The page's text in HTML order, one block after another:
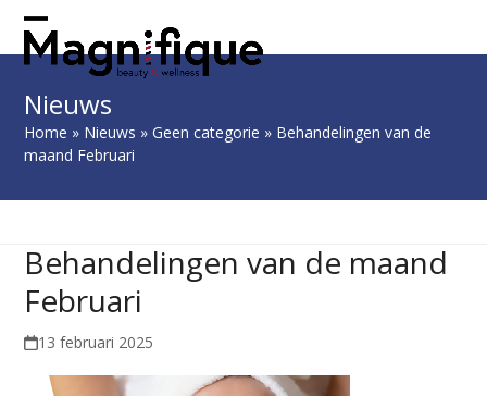
contentOpen
mobile
menu
Close
mobile
menu
Nieuws
Home » Nieuws »Geen categorie » Behandelingen van de
maand Februari
Behandelingen van de maand
Februari
13 februari 2025